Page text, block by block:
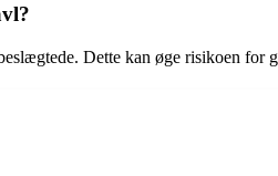
Dette kan øge risikoen for